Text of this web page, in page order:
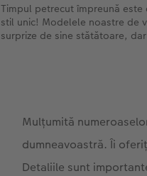
Timpul petrecut împreună
stil unic! Modelele noastre de
surprize de sine stătătoare,
Mulțumită
dumneavoastră. Îi
Detaliile sunt